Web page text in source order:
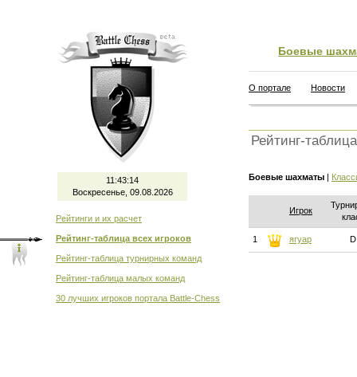
11:43:14
Воскресенье, 09.08.2026
Рейтинги и их расчет
Рейтинг-таблица всех игроков
Рейтинг-таблица турнирных команд
Рейтинг-таблица малых команд
30 лучших игроков портала Battle-Chess
Боевые
О портале Новости
Рейтинг-
Боевые шахматы |
Игрок
1 ягуар D